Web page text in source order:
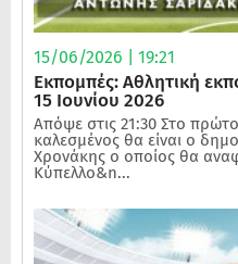
15/06/2026 | 19:21
Εκπομπές: Αθλητική
15 Ιουνίου 2026
Απόψε στις 21:30 Στο
καλεσμένος θα είναι ο
Χρονάκης ο οποίος θα
Κύπελλο&n...